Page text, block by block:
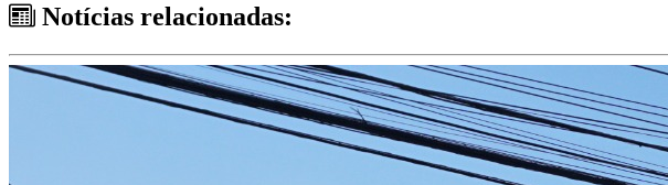
Notícias relacionadas: